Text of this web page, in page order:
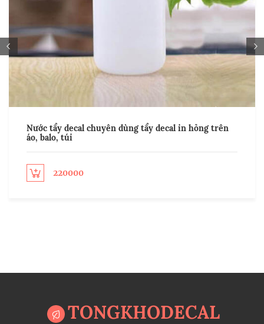
Nước tẩy decal chuyên dùng tẩy decal in hỏng trên
áo, balo, túi
options 220000
TONGKHODECAL